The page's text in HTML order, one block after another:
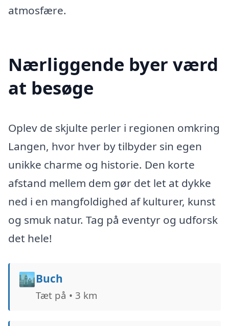
atmosfære.
Nærliggende byer værd
at besøge
Oplev de skjulte perler i regionen omkring
Langen, hvor hver by tilbyder sin egen
unikke charme og historie. Den korte
afstand mellem dem gør det let at dykke
ned i en mangfoldighed af kulturer, kunst
og smuk natur. Tag på eventyr og udforsk
det hele!
🏙️Buch
Tæt på • 3 km